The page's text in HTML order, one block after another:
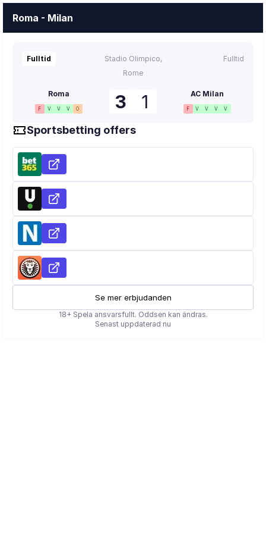
Roma - Milan
Fulltid
Stadio Olimpico,
Rome
Fulltid
Roma
F V V V O 3 1 AC Milan
F V V V V
Sportsbetting offers
Se mer erbjudanden
18+ Spela ansvarsfullt. Oddsen kan ändras.
Senast uppdaterad nu